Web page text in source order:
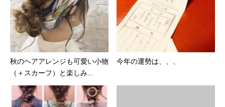
秋のヘアアレンジも可愛い小物
（＋スカーフ）と楽しみ...
今年の運勢は、、、